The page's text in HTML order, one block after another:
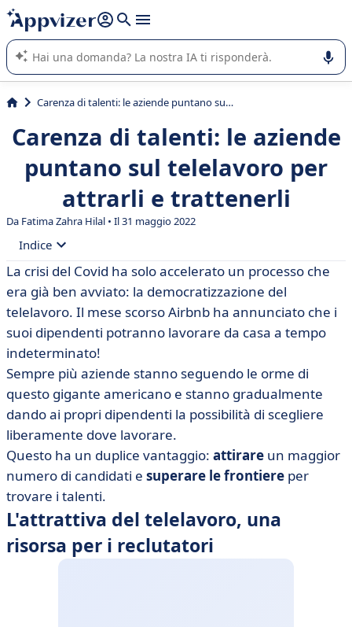
righe con
shift + enter
L'IA di Appvizer vi guida nell'utilizzo o nella scelta di un
software SaaS per la vostra azienda.
Carenza di talenti: le aziende puntano sul telelavoro per attrarli e trattenerli
Carenza di talenti: le aziende
puntano sul telelavoro per
attrarli e trattenerli
Da Fatima Zahra Hilal • Il 31 maggio 2022
Indice
• L'attrattiva del telelavoro, una risorsa per i reclutatori
• Full remote: un modo per trovare talenti in tutto il
mondo
La crisi del Covid ha solo accelerato un processo che
era già ben avviato: la democratizzazione del
telelavoro. Il mese scorso Airbnb ha annunciato che i
suoi dipendenti potranno lavorare da casa a tempo
indeterminato!
Sempre più aziende stanno seguendo le orme di
questo gigante americano e stanno gradualmente
dando ai propri dipendenti la possibilità di scegliere
liberamente dove lavorare.
Questo ha un duplice vantaggio: attirare un maggior
numero di candidati e superare le frontiere per
trovare i talenti.
L'attrattiva del telelavoro, una
risorsa per i reclutatori